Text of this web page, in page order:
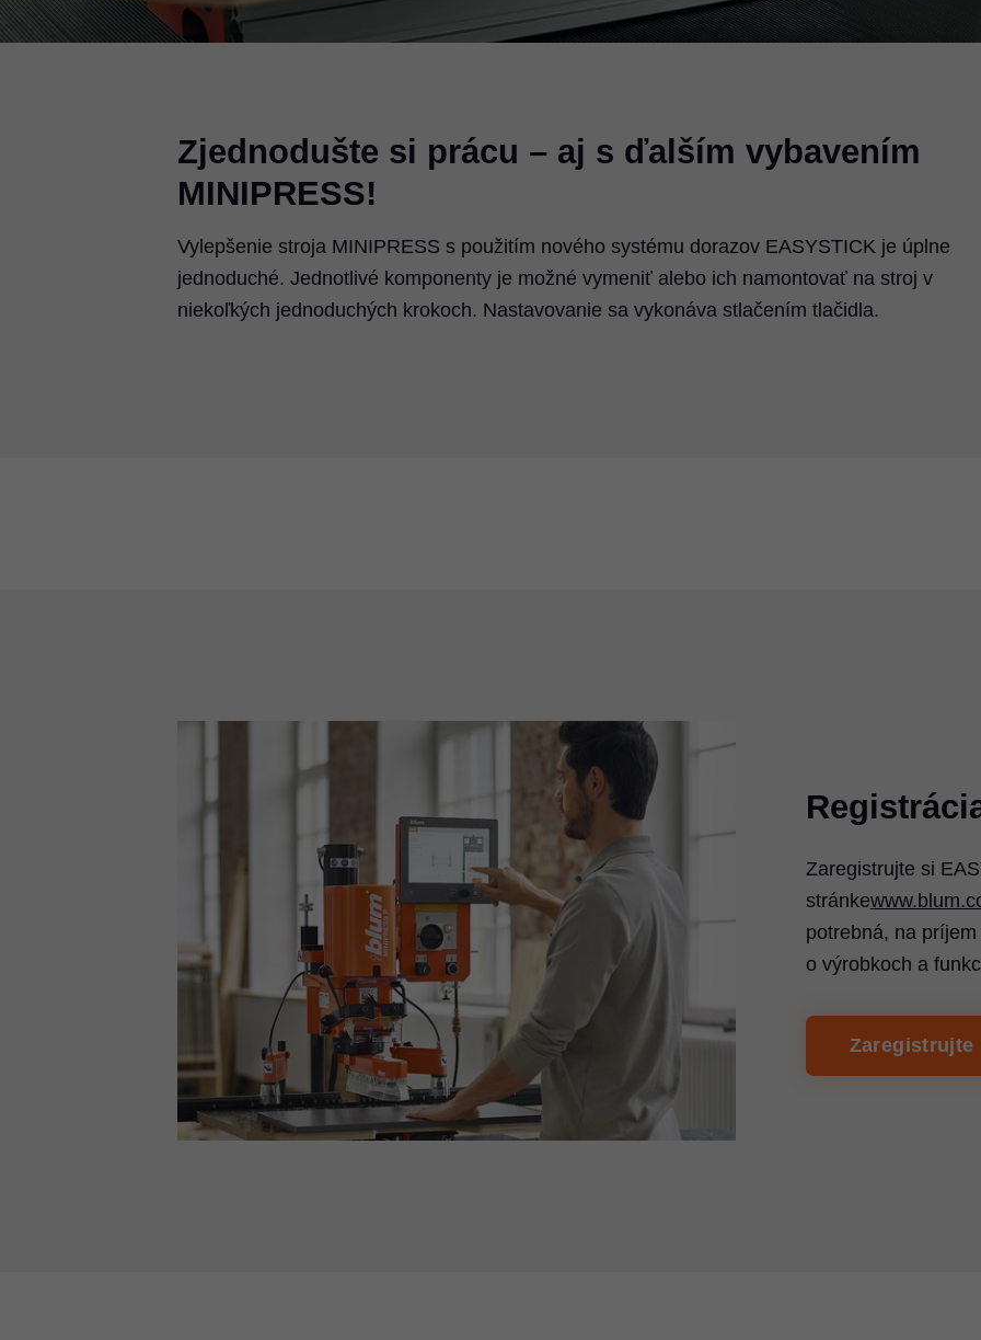
Zjednodušte si prácu – aj s ďalším vybavením
MINIPRESS!
Vylepšenie stroja MINIPRESS s použitím nového systému dorazov EASYSTICK je úplne
jednoduché. Jednotlivé komponenty je možné vymeniť alebo ich namontovať na stroj v
niekoľkých jednoduchých krokoch. Nastavovanie sa vykonáva stlačením tlačidla.
Zaregistrujte si
stránke
potrebná, na
o výrobkoch a
Zaregistrujte